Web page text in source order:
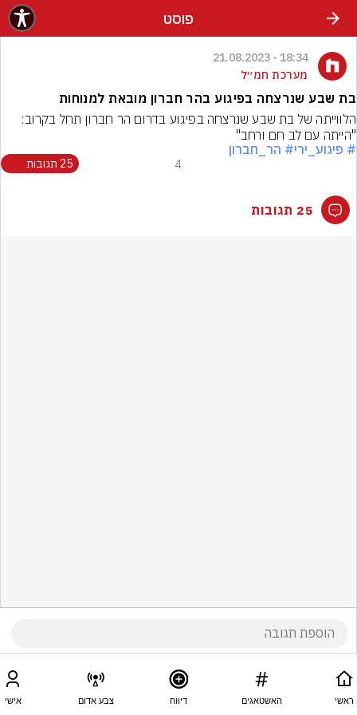
פוסט
18:34 - 21.08.2023
מערכת חמ״ל
בת שבע שנרצחה בפיגוע בהר חברון מובאת למנוחות
"הייתה עם לב חם ורחב"
# פיגוע_ירי# הר_חברון
4 25 תגובות
25 תגובות
ראשי האשטאגים דיווח צבע אדום אישי